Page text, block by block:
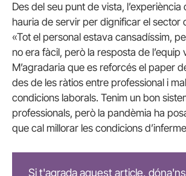
Des del seu punt de vista, l’experiència
hauria de servir per dignificar el sector
«Tot el personal estava cansadíssim,
no era fàcil, però la resposta de l’equip
M’agradaria que es reforcés el paper
des de les ràtios entre professional i
condicions laborals. Tenim un bon
professionals, però la pandèmia ha
que cal millorar les condicions
Si t'agrada aquest article,